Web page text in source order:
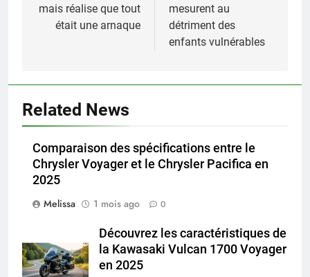
mais réalise que tout
était une arnaque
mesurent au
détriment des
enfants vulnérables
Related News
Comparaison des spécifications entre le
Chrysler Voyager et le Chrysler Pacifica en
2025
Melissa
1 mois ago 0
Découvrez les caractéristiques de
la Kawasaki Vulcan 1700 Voyager
en 2025